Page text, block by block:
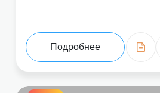
Подробнее